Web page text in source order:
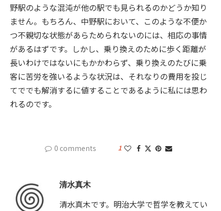
野駅のような混沌が他の駅でも見られるのかどうか知り
ません。もちろん、中野駅において、このような不便か
つ不親切な状態があらためられないのには、相応の事情
があるはずです。しかし、乗り換えのために歩く距離が
長いわけではないにもかかわらず、乗り換えのたびに乗
客に苦労を強いるような状況は、それなりの費用を投じ
てででも解消するに値することであるように私には思わ
れるのです。
0 comments 1
清水真木
清水真木です。明治大学で哲学を教えてい